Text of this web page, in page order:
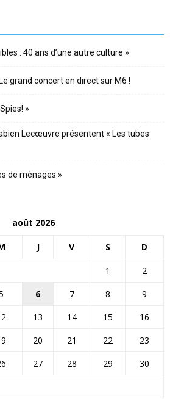
: 40 ans d’une autre culture »
grand concert en direct sur M6 !
»
Lecœuvre présentent « Les tubes
de ménages »
août 2026
J V S D
1
2
6 7 8
9
13 14 15
16
20 21 22
23
27 28 29
30